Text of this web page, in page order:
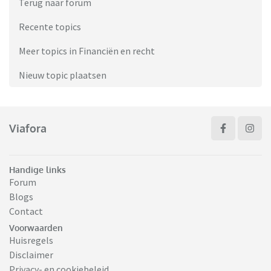
Terug naar forum
Recente topics
Meer topics in Financiën en recht
Nieuw topic plaatsen
Viafora
Handige links
Forum
Blogs
Contact
Voorwaarden
Huisregels
Disclaimer